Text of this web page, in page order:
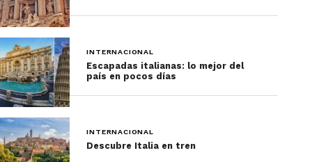
INTERNACIONAL
Escapadas italianas: lo mejor del
país en pocos días
INTERNACIONAL
Descubre Italia en tren